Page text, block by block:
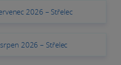
2026 – Střelec
2026 – Střelec